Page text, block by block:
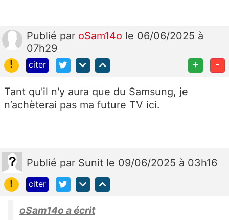
Publié par oSam14o le 06/06/2025 à
07h29
!
citer + -
Tant qu'il n'y aura que du Samsung, je
n’achèterai pas ma future TV ici.
Publié par Sunit le 09/06/2025 à 03h16
!
citer
oSam14o a écrit